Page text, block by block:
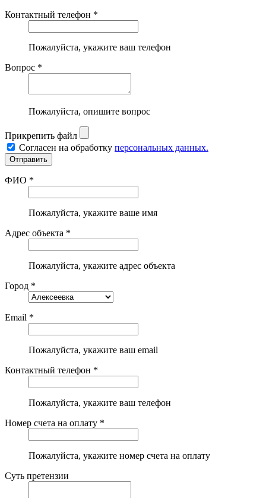
Контактный телефон *
Пожалуйста, укажите ваш телефон
Вопрос *
Пожалуйста, опишите вопрос
Прикрепить файл
Согласен на обработку персональных данных.
ФИО *
Пожалуйста, укажите ваше имя
Адрес объекта *
Пожалуйста, укажите адрес объекта
Город *
Email *
Пожалуйста, укажите ваш email
Контактный телефон *
Пожалуйста, укажите ваш телефон
Номер счета на оплату *
Пожалуйста, укажите номер счета на оплату
Суть претензии